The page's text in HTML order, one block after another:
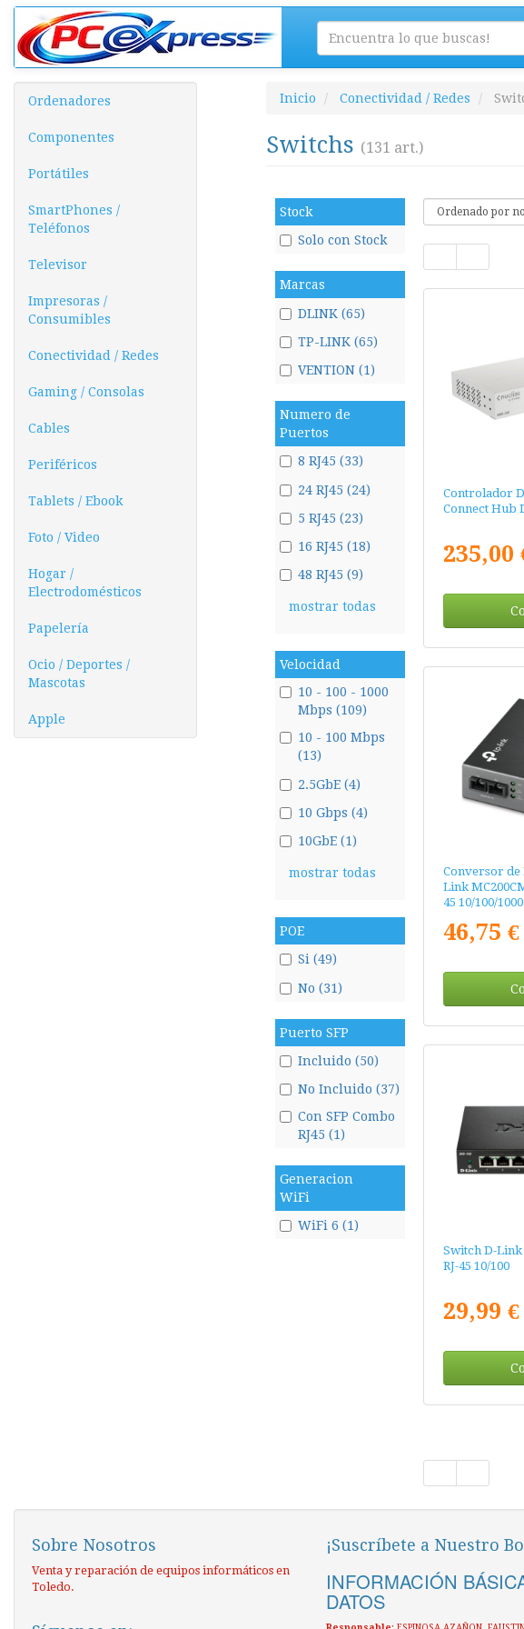
Ordenadores
Componentes
Portátiles
SmartPhones /
Teléfonos
Televisor
Impresoras /
Consumibles
Conectividad / Redes
Gaming / Consolas
Cables
Periféricos
Tablets / Ebook
Foto / Video
Hogar /
Electrodomésticos
Papelería
Ocio / Deportes /
Mascotas
Apple
Inicio Conectividad / Redes
Switchs (131 art.)
Stock
Solo con Stock
Marcas
DLINK (65)
TP-LINK (65)
VENTION (1)
Numero de
Puertos
8 RJ45 (33)
24 RJ45 (24)
5 RJ45 (23)
16 RJ45 (18)
48 RJ45 (9)
mostrar todas
Velocidad
10 - 100 - 1000
Mbps (109)
10 - 100 Mbps
(13)
2.5GbE (4)
10 Gbps (4)
10GbE (1)
mostrar todas
POE
Si (49)
No (31)
Puerto SFP
Incluido (50)
No Incluido (37)
Con SFP Combo
RJ45 (1)
Generacion
WiFi
WiFi 6 (1)
Controlador
Connect Hub
235,00
Conversor de
Link
45 10/100/1000
46,75 €
Switch D-Link
RJ-45 10/100
29,99 €
Sobre Nosotros
Venta y reparación de equipos informáticos en
Toledo.
¡Suscríbete a Nuestro
INFORMACIÓN
DATOS